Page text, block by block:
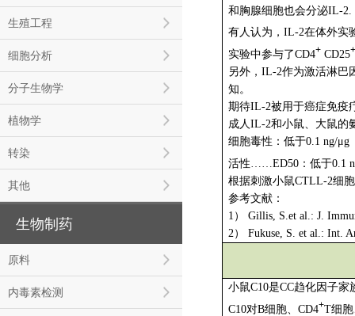
生殖工程
细胞分析
分子生物学
植物学
转染
其他
生物制药
原料
内毒素检测
和胸腺细胞也会分泌IL-2.
有人认为，IL-2在体外实
实验中参与了CD4+ CD25+
另外，IL-2作为激活淋巴
知。
期待IL-2被用于癌症免疫
成人IL-2和小鼠、大鼠的
细胞毒性：低于0.1 ng/μg
活性……ED50：低于0.1
根据刺激小鼠CTLL-2细
参考文献：
1） Gillis, S.et al.: J.
2） Fukuse, S. et al.: Int.
小鼠C10是CC趋化因子
C10对B细胞、CD4+T细